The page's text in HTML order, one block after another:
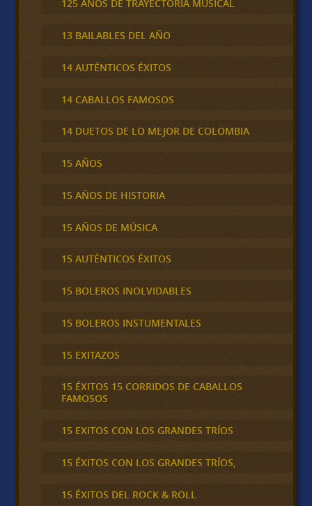
125 AÑOS DE TRAYECTORIA MUSICAL
13 BAILABLES DEL AÑO
14 AUTÉNTICOS ÉXITOS
14 CABALLOS FAMOSOS
14 DUETOS DE LO MEJOR DE COLOMBIA
15 AÑOS
15 AÑOS DE HISTORIA
15 AÑOS DE MÚSICA
15 AUTÉNTICOS ÉXITOS
15 BOLEROS INOLVIDABLES
15 BOLEROS INSTUMENTALES
15 EXITAZOS
15 ÉXITOS 15 CORRIDOS DE CABALLOS
FAMOSOS
15 EXITOS CON LOS GRANDES TRÍOS
15 ÉXITOS CON LOS GRANDES TRÍOS,
15 ÉXITOS DEL ROCK & ROLL